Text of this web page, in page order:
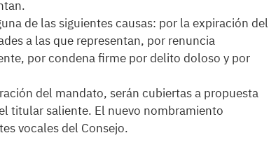
de las siguientes causas: por la expiración del
a las que representan, por renuncia
por condena firme por delito doloso y por
del mandato, serán cubiertas a propuesta
titular saliente. El nuevo nombramiento
vocales del Consejo.